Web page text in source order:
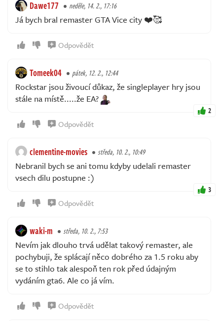
Dawe177 neděle, 14. 2., 17:16
Já bych bral remaster GTA Vice city ❤️🥰
Odpovědět
Tomeek04 pátek, 12. 2., 12:44
Rockstar jsou živoucí důkaz, že singleplayer hry jsou
stále na místě.....že EA?
2
Odpovědět
clementine-movies středa, 10. 2., 10:49
Nebranil bych se ani tomu kdyby udelali remaster
vsech dilu postupne :)
3
Odpovědět
waki-m středa, 10. 2., 7:53
Nevím jak dlouho trvá udělat takový remaster, ale
pochybuji, že splácají něco dobrého za 1.5 roku aby
se to stihlo tak alespoň ten rok před údajným
vydáním gta6. Ale co já vím.
Odpovědět